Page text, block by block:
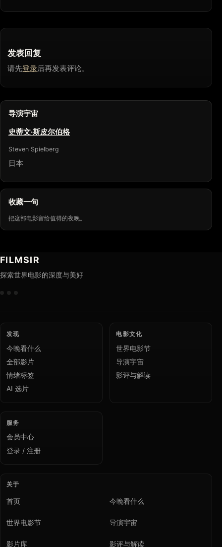
发表回复
请先登录后再发表评论。
导演宇宙
史蒂文·斯皮尔伯格
Steven Spielberg
日本
收藏一句
把这部电影留给值得的夜晚。
FILMSIR
探索世界电影的深度与美好
发现
今晚看什么
全部影片
情绪标签
AI 选片
电影文化
世界电影节
导演宇宙
影评与解读
服务
会员中心
登录 / 注册
关于
首页 今晚看什么
世界电影节 导演宇宙
影片库 影评与解读